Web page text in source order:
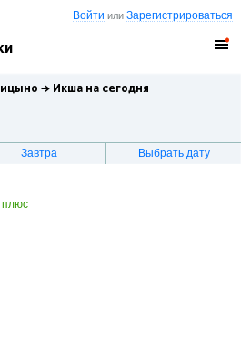
Войти илиЗарегистрироваться
→ Икша на сегодня
Завтра Выбрать дату
плюс